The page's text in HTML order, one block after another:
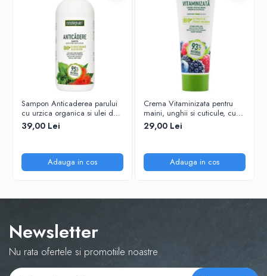
Sampon Anticaderea parului
cu urzica organica si ulei de
ricin Cosmeplant, 1000 ml
39,00 Lei
Adauga in cos
Crema Vitaminizata pentru
maini, unghii si cuticule, cu
extracte de fructe de padure
organice, 75 ml
29,00 Lei
Adauga in cos
Newsletter
Nu rata ofertele si promotiile noastre